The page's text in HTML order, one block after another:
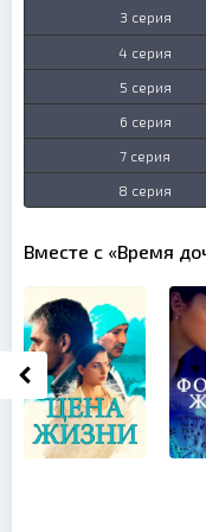
3 серия
4 серия
5 серия
6 серия
7 серия
8 серия
Вместе с «Время